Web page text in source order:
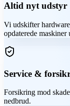
Altid nyt udstyr
Vi udskifter
opdaterede maskiner
Service &
Forsikring mod
nedbrud.